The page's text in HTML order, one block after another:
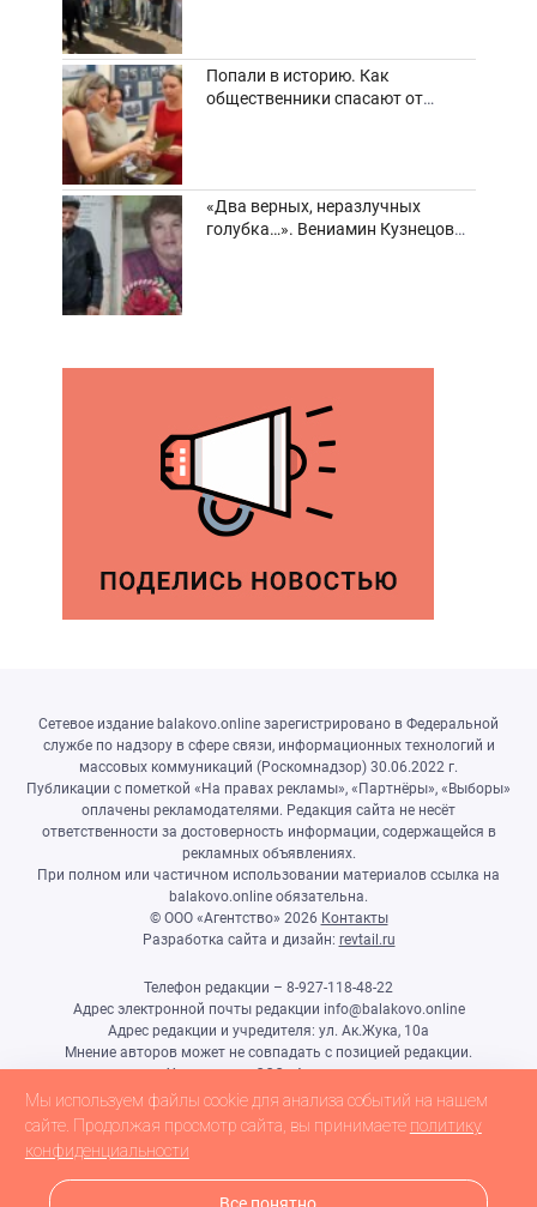
Попали в историю. Как
общественники спасают от
«Два верных, неразлучных
голубка…». Вениамин Кузнецов
Сетевое издание balakovo.online зарегистрировано в Федеральной
службе по надзору в сфере связи, информационных технологий и
массовых коммуникаций (Роскомнадзор) 30.06.2022 г.
Публикации с пометкой «На правах рекламы», «Партнёры», «Выборы»
оплачены рекламодателями. Редакция сайта не несёт
ответственности за достоверность информации, содержащейся в
рекламных объявлениях.
При полном или частичном использовании материалов ссылка на
balakovo.online обязательна.
© ООО «Агентство» 2026 Контакты
Разработка сайта и дизайн: revtail.ru
Телефон редакции – 8-927-118-48-22
Адрес электронной почты редакции info@balakovo.online
Адрес редакции и учредителя: ул. Ак.Жука, 10а
Мнение авторов может не совпадать с позицией редакции.
Учредитель: ООО «Агентство»
Гл.редактор Ивлиева Н.Н.
Настоящий ресурс может содержать материалы 18+
Мы используем файлы cookie для анализа событий на нашем
сайте. Продолжая просмотр сайта, вы принимаете политику
конфиденциальности